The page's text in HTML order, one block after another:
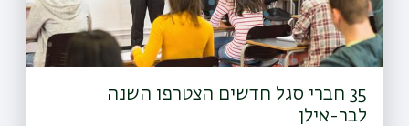
35 חברי סגל חדשים הצטרפו השנה
לבר-אילן